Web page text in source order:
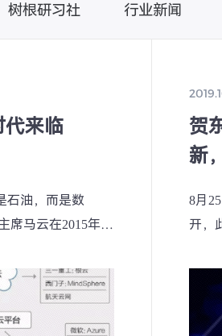
，当前全球人工智能正迎来爆发式发
命和产业变革的重要驱动力量，大力
展。要充分发挥机电一体化和软硬件
关键核心技术攻关和成果转化，持续
能产业全链条，培育一批垂直领域大
开发推出更多工业智能体、生活智能
展“人工智能+”，坚持全域覆盖、全时
围绕智能制造、智慧园区、智慧城市
各个领域，全面梳理和充分开发所有
树根研习社 行业新闻
代来临
石油，而是数
席马云在2015年举
贺
新
8月
开，
何推
网
化